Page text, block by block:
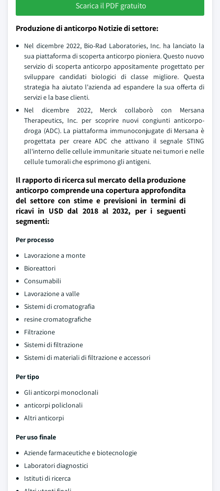
Scarica il PDF gratuito
Produzione di anticorpo Notizie di settore:
Nel dicembre 2022, Bio-Rad Laboratories, Inc. ha lanciato la
sua piattaforma di scoperta anticorpo pioniera. Questo nuovo
servizio di scoperta anticorpo appositamente progettato per
sviluppare candidati biologici di classe migliore. Questa
strategia ha aiutato l'azienda ad espandere la sua offerta di
servizi e la base clienti.
Nel dicembre 2022, Merck collaborò con Mersana
Therapeutics, Inc. per scoprire nuovi congiunti anticorpo-
droga (ADC). La piattaforma immunoconjugate di Mersana è
progettata per creare ADC che attivano il segnale STING
all'interno delle cellule immunitarie situate nei tumori e nelle
cellule tumorali che esprimono gli antigeni.
Il rapporto di ricerca sul mercato della produzione
anticorpo comprende una copertura approfondita
del settore con stime e previsioni in termini di
ricavi in USD dal 2018 al 2032, per i seguenti
segmenti:
Per processo
Lavorazione a monte
Bioreattori
Consumabili
Lavorazione a valle
Sistemi di cromatografia
resine cromatografiche
Filtrazione
Sistemi di filtrazione
Sistemi di materiali di filtrazione e accessori
Per tipo
Gli anticorpi monoclonali
anticorpi policlonali
Altri anticorpi
Per uso finale
Aziende farmaceutiche e biotecnologie
Laboratori diagnostici
Istituti di ricerca